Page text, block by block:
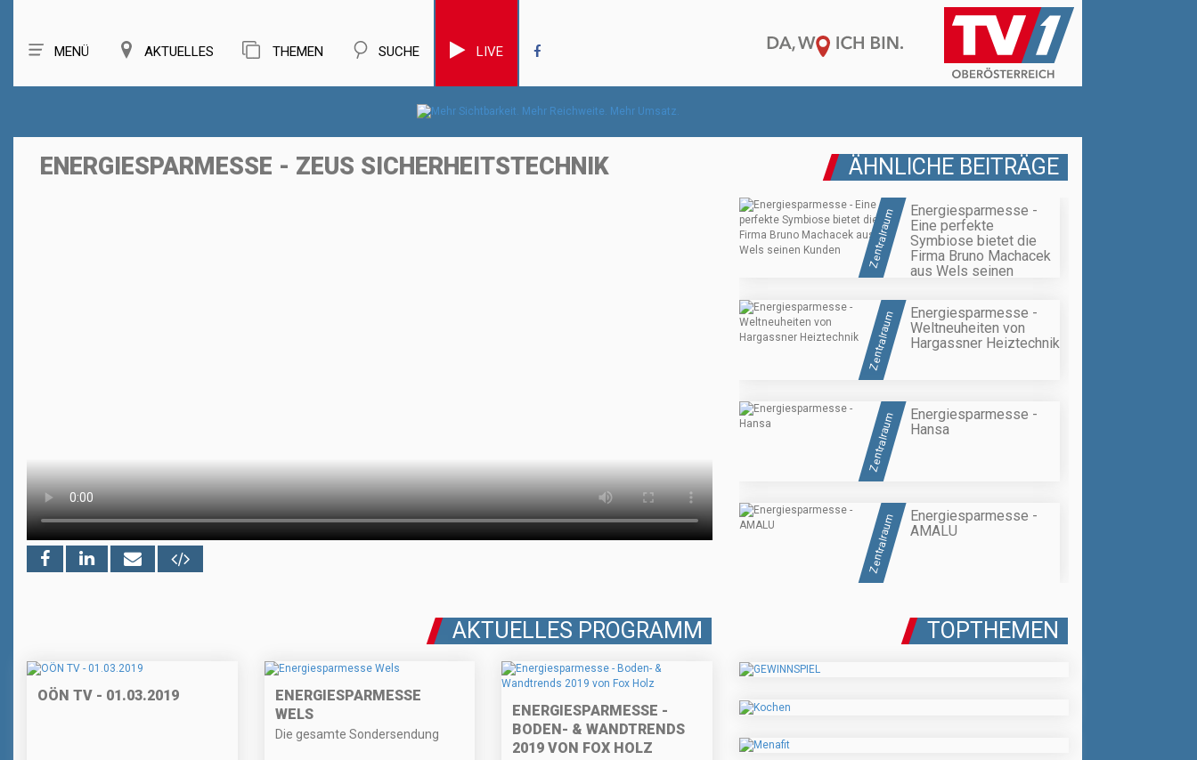
MENÜ AKTUELLES THEMEN SUCHE LIVE
ENERGIESPARMESSE - ZEUS SICHERHEITSTECHNIK ÄHNLICHE BEITRÄGE
Zentralraum
Energiesparmesse -
Eine perfekte
Symbiose bietet die
Firma Bruno Machacek
aus Wels seinen
Zentralraum
Energiesparmesse -
Weltneuheiten von
Hargassner Heiztechnik
Zentralraum
Energiesparmesse -
Hansa
Zentralraum
Energiesparmesse -
AMALU
AKTUELLES PROGRAMM
OÖN TV - 01.03.2019
ENERGIESPARMESSE
WELS
Die gesamte Sondersendung
ENERGIESPARMESSE -
BODEN- & WANDTRENDS
2019 VON FOX HOLZ
TOPTHEMEN